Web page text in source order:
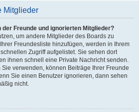
Mitglieder
der Freunde und ignorierten Mitglieder?
um andere Mitglieder des Boards zu
Freundesliste hinzufügen, werden in Ihrem
Zugriff aufgelistet. Sie sehen dort
ihnen schnell eine Private Nachricht senden.
verwenden, können Beiträge Ihrer Freunde
Sie einen Benutzer ignorieren, dann sehen
nicht.